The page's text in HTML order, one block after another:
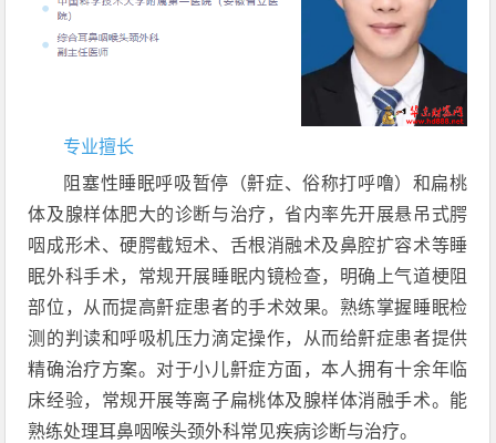
专业擅长
阻塞性睡眠呼吸暂停（鼾症、俗称打呼噜）和扁桃
体及腺样体肥大的诊断与治疗，省内率先开展悬吊式腭
咽成形术、硬腭截短术、舌根消融术及鼻腔扩容术等睡
眠外科手术，常规开展睡眠内镜检查，明确上气道梗阻
部位，从而提高鼾症患者的手术效果。熟练掌握睡眠检
测的判读和呼吸机压力滴定操作，从而给鼾症患者提供
精确治疗方案。对于小儿鼾症方面，本人拥有十余年临
床经验，常规开展等离子扁桃体及腺样体消融手术。能
熟练处理耳鼻咽喉头颈外科常见疾病诊断与治疗。